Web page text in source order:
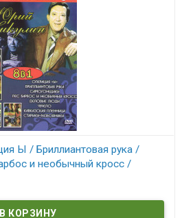
Ы / Бриллиантовая рука /
и необычный кросс /
/ Кавказская пленница /